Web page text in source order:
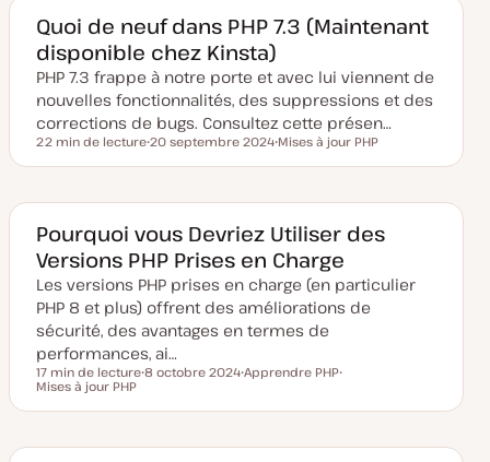
m
i
s
e
à
o
u
r
Quoi de neuf dans PHP 7.3 (Maintenant
disponible chez Kinsta)
PHP 7.3 frappe à notre porte et avec lui viennent de
nouvelles fonctionnalités, des suppressions et des
corrections de bugs. Consultez cette présen…
Temps de lecture
22 min de lecture
a
e
e
m
i
s
e
j
o
u
r
20 septembre 2024
u
e
Mises à jour PHP
Pourquoi vous Devriez Utiliser des
Versions PHP Prises en Charge
Les versions PHP prises en charge (en particulier
PHP 8 et plus) offrent des améliorations de
sécurité, des avantages en termes de
performances, ai…
Temps de lecture
17 min de lecture
t
d
8 octobre 2024
j
t
Apprendre PHP
j
t
Mises à jour PHP